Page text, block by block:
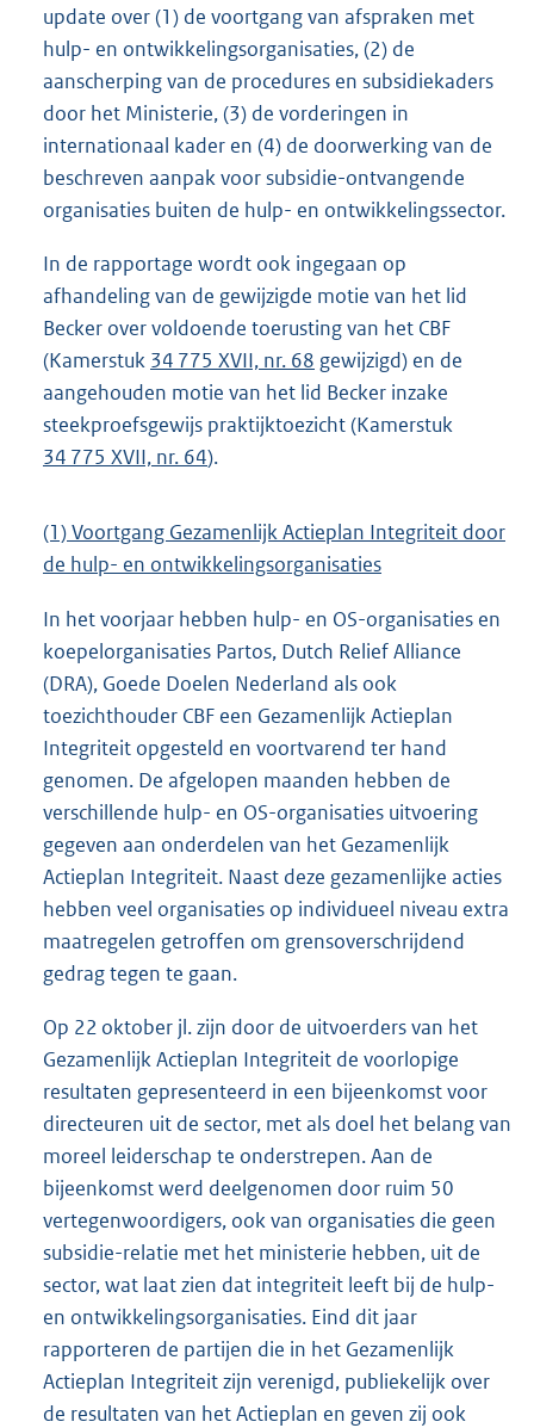
update over (1) de voortgang van afspraken met
hulp- en ontwikkelingsorganisaties, (2) de
aanscherping van de procedures en subsidiekaders
door het Ministerie, (3) de vorderingen in
internationaal kader en (4) de doorwerking van de
beschreven aanpak voor subsidie-ontvangende
organisaties buiten de hulp- en ontwikkelingssector.
In de rapportage wordt ook ingegaan op
afhandeling van de gewijzigde motie van het lid
Becker over voldoende toerusting van het CBF
(Kamerstuk 34 775 XVII, nr. 68 gewijzigd) en de
aangehouden motie van het lid Becker inzake
steekproefsgewijs praktijktoezicht (Kamerstuk
34 775 XVII, nr. 64).
(1) Voortgang Gezamenlijk Actieplan Integriteit door
de hulp- en ontwikkelingsorganisaties
In het voorjaar hebben hulp- en OS-organisaties en
koepelorganisaties Partos, Dutch Relief Alliance
(DRA), Goede Doelen Nederland als ook
toezichthouder CBF een Gezamenlijk Actieplan
Integriteit opgesteld en voortvarend ter hand
genomen. De afgelopen maanden hebben de
verschillende hulp- en OS-organisaties uitvoering
gegeven aan onderdelen van het Gezamenlijk
Actieplan Integriteit. Naast deze gezamenlijke acties
hebben veel organisaties op individueel niveau extra
maatregelen getroffen om grensoverschrijdend
gedrag tegen te gaan.
Op 22 oktober jl. zijn door de uitvoerders van het
Gezamenlijk Actieplan Integriteit de voorlopige
resultaten gepresenteerd in een bijeenkomst voor
directeuren uit de sector, met als doel het belang van
moreel leiderschap te onderstrepen. Aan de
bijeenkomst werd deelgenomen door ruim 50
vertegenwoordigers, ook van organisaties die geen
subsidie-relatie met het ministerie hebben, uit de
sector, wat laat zien dat integriteit leeft bij de hulp-
en ontwikkelingsorganisaties. Eind dit jaar
rapporteren de partijen die in het Gezamenlijk
Actieplan Integriteit zijn verenigd, publiekelijk over
de resultaten van het Actieplan en geven zij ook